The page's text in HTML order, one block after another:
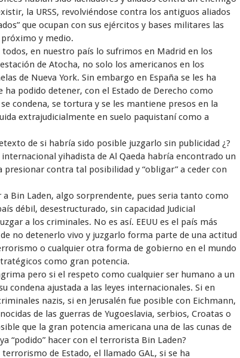
la URSS, revolviéndose contra los antiguos aliados
que ocupan con sus ejércitos y bases militares las
próximo y medio.
en nuestro país lo sufrimos en Madrid en los
de Atocha, no solo los americanos en los
de Nueva York. Sin embargo en España se les ha
ha podido detener, con el Estado de Derecho como
condena, se tortura y se les mantiene presos en la
extrajudicialmente en suelo paquistaní como a
de si habría sido posible juzgarlo sin publicidad ¿?
yihadista de Al Qaeda habría encontrado un
presionar contra tal posibilidad y “obligar” a ceder con
a Bin Laden, algo sorprendente, pues seria tanto como
débil, desestructurado, sin capacidad Judicial
a los criminales. No es así. EEUU es el país más
no detenerlo vivo y juzgarlo forma parte de una actitud
o cualquier otra forma de gobierno en el mundo
como gran potencia.
pero si el respeto como cualquier ser humano a un
condena ajustada a las leyes internacionales. Si en
nazis, si en Jerusalén fue posible con Eichmann,
de las guerras de Yugoeslavia, serbios, Croatas o
que la gran potencia americana una de las cunas de
“podido” hacer con el terrorista Bin Laden?
de Estado, el llamado GAL, si se ha